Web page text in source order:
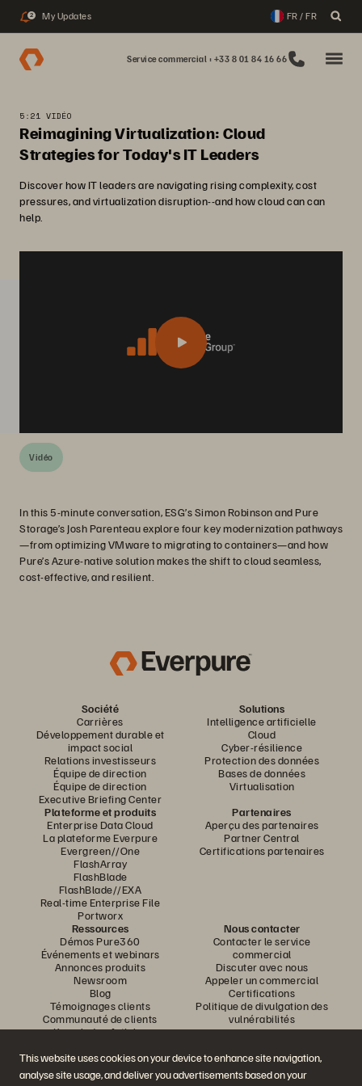
This website uses cookies on your device to enhance site navigation,
analyse site usage, and deliver you advertisements based on your
2 My Updates FR / FR
Service commercial : +33 8 01 84 16 66
5:21 VIDÉO
Reimagining Virtualization: Cloud
Strategies for Today's IT Leaders
Discover how IT leaders are navigating rising complexity, cost
pressures, and virtualization disruption--and how cloud can can
help.
Vidéo
In this 5-minute conversation, ESG’s Simon Robinson and Pure
Storage’s Josh Parenteau explore four key modernization pathways
—from optimizing VMware to migrating to containers—and how
Pure’s Azure-native solution makes the shift to cloud seamless,
cost-effective, and resilient.
Société
Carrières
Développement durable et
impact social
Relations investisseurs
Équipe de direction
Équipe de direction
Executive Briefing Center
Solutions
Intelligence artificielle
Cloud
Cyber-résilience
Protection des données
Bases de données
Virtualisation
Plateforme et produits
Enterprise Data Cloud
La plateforme Everpure
Evergreen//One
FlashArray
FlashBlade
FlashBlade//EXA
Real-time Enterprise File
Portworx
Partenaires
Aperçu des partenaires
Partner Central
Certifications partenaires
Ressources
Démos Pure360
Événements et webinars
Annonces produits
Newsroom
Blog
Témoignages clients
Communauté de clients
Knowledge Articles
Nous contacter
Contacter le service
commercial
Discuter avec nous
Appeler un commercial
Certifications
Politique de divulgation des
vulnérabilités
Rejoignez la conversation